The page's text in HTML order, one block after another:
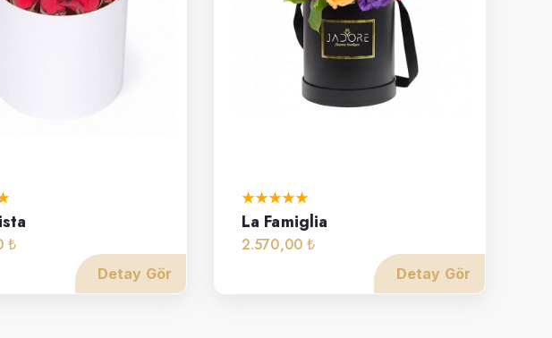
₺
Detay Gör
La Famiglia
2.570,00 ₺
Detay Gör